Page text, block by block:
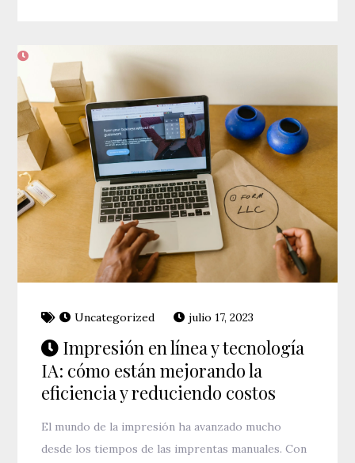
Uncategorized julio 17, 2023
Impresión en línea y tecnología
IA: cómo están mejorando la
eficiencia y reduciendo costos
El mundo de la impresión ha avanzado mucho
desde los tiempos de las imprentas manuales. Con